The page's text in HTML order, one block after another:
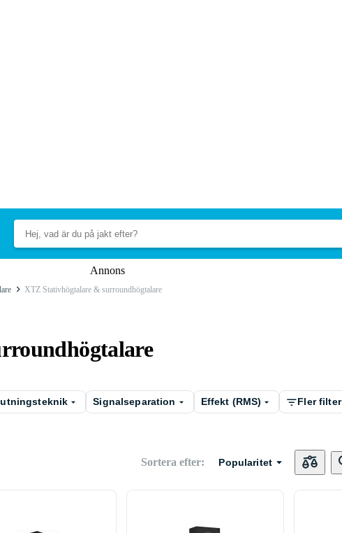
Annons
XTZ Stativhögtalare & surroundhögtalare
Signalseparation Effekt (RMS)
Fler filter
Sortera efter: Popularitet